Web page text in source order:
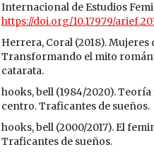
Internacional de Estudios
https://doi.org/10.17979/
Herrera, Coral (2018).
Transformando el mito
catarata.
hooks, bell (1984/2020).
centro. Traficantes de sueños.
hooks, bell (2000/2017). El
Traficantes de sueños.